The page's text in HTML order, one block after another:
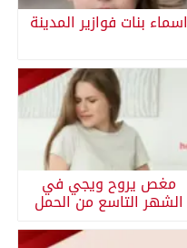
اسماء بنات فوازير المدينة
مغص يروح ويجي في
الشهر التاسع من الحمل